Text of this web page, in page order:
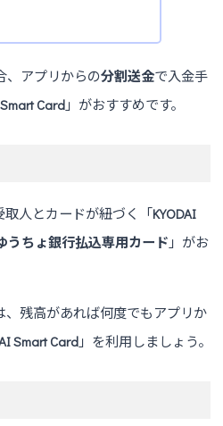
、アプリからの分割送金で入金手
Card 」がおすすめです。
取人とカードが紐づく「KYODAI
うちょ銀行払込専用カード 」がお
、残高があれば何度でもアプリか
Smart Card 」を利用しましょう。